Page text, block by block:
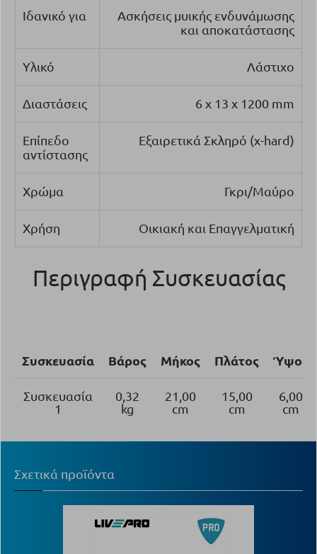
Ιδανικό για
Ασκήσεις μυικής ενδυνάμωσης
και αποκατάστασης
Υλικό Λάστιχο
Διαστάσεις 6 x 13 x 1200 mm
Επίπεδο
αντίστασης
Εξαιρετικά Σκληρό (x-hard)
Χρώμα Γκρι/Μαύρο
Χρήση Οικιακή και Επαγγελματική
Περιγραφή Συσκευασίας
Συσκευασία Βάρος Μήκος Πλάτος Ύψος
Συσκευασία
1
0,32
kg
21,00
cm
15,00
cm
6,00
cm
Σχετικά προϊόντα